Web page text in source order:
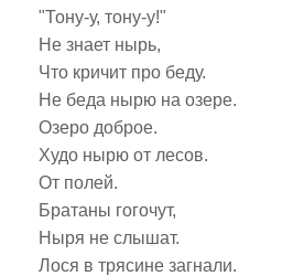
"Тону-у, тону-у!"
Не знает нырь,
Что кричит про беду.
Не беда нырю на озере.
Озеро доброе.
Худо нырю от лесов.
От полей.
Братаны гогочут,
Ныря не слышат.
Лося в трясине загнали.